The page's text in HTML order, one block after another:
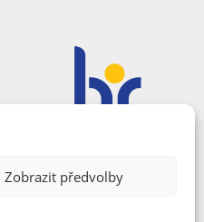
Zobrazit předvolby